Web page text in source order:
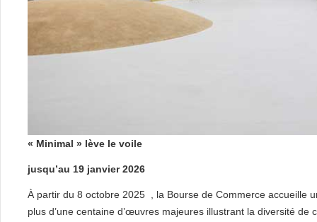
« Minimal » lève le voile
jusqu’au 19 janvier 2026
À partir du 8 octobre 2025 , la Bourse de Commerce accueille
plus d’une centaine d’œuvres majeures illustrant la diversité